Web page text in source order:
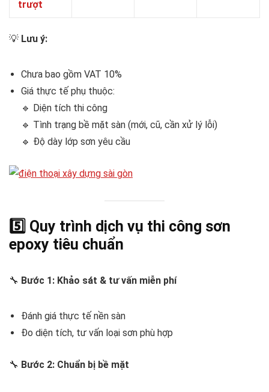
trượt
💡 Lưu ý:
Chưa bao gồm VAT 10%
Giá thực tế phụ thuộc:
🔹 Diện tích thi công
🔹 Tình trạng bề mặt sàn (mới, cũ, cần xử lý lỗi)
🔹 Độ dày lớp sơn yêu cầu
5️⃣ Quy trình dịch vụ thi công sơn
epoxy tiêu chuẩn
🔧 Bước 1: Khảo sát & tư vấn miễn phí
Đánh giá thực tế nền sàn
Đo diện tích, tư vấn loại sơn phù hợp
🔧 Bước 2: Chuẩn bị bề mặt